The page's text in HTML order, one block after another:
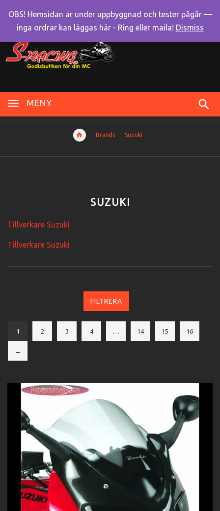
MENY
Brands Suzuki
SUZUKI
Tillverkare Suzuki
Tillverkare Suzuki
FILTRERA
1 2 3 4 … 14 15 16
→
OBS! Hemsidan är under uppbyggnad och tester pågår —
inga ordrar kan läggas här - Ring eller maila! Dismiss